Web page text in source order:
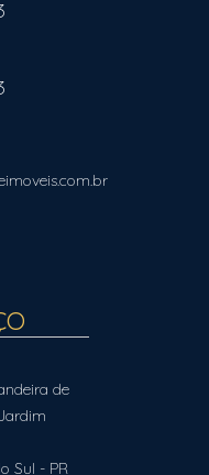
de
Sul - PR